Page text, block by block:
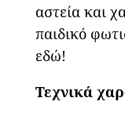
αστεία και
παιδικό
εδώ!
Τεχνικά